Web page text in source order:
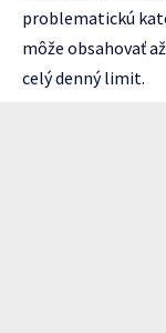
problematickú
môže obsahovať
celý denný limit.